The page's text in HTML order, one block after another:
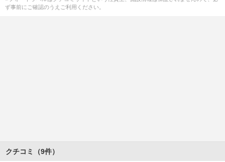
ず事前にご確認のうえご利用ください。
クチコミ（9件）